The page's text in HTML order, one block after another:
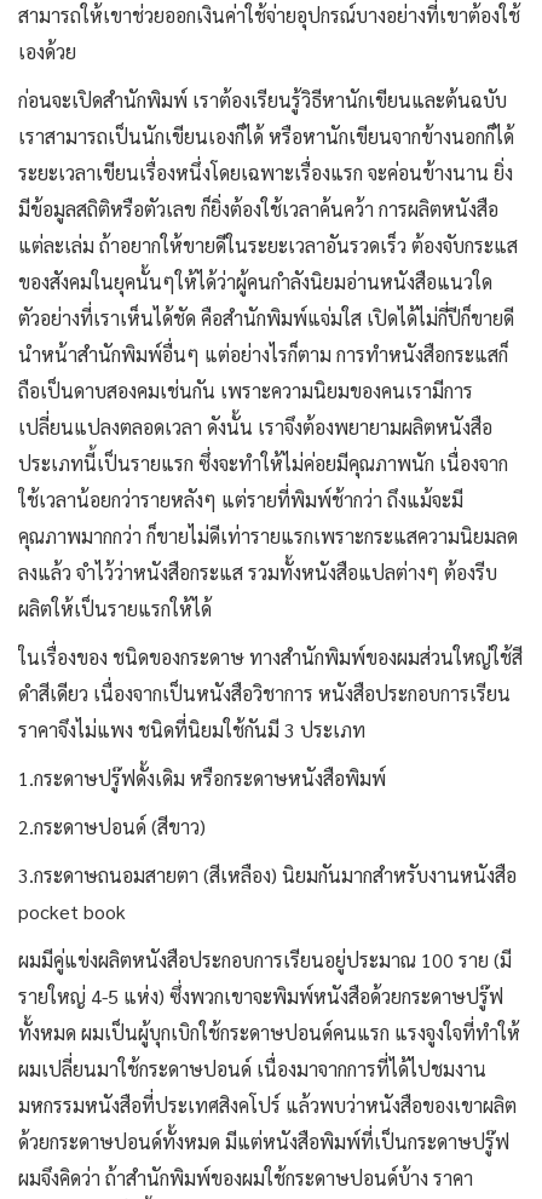
สามารถให้เขาช่วยออกเงินค่าใช้จ่ายอุปกรณ์บางอย่างที่เขาต้องใช้
เองด้วย
ก่อนจะเปิดสำนักพิมพ์ เราต้องเรียนรู้วิธีหานักเขียนและต้นฉบับ
เราสามารถเป็นนักเขียนเองก็ได้ หรือหานักเขียนจากข้างนอกก็ได้
ระยะเวลาเขียนเรื่องหนึ่งโดยเฉพาะเรื่องแรก จะค่อนข้างนาน ยิ่ง
มีข้อมูลสถิติหรือตัวเลข ก็ยิ่งต้องใช้เวลาค้นคว้า การผลิตหนังสือ
แต่ละเล่ม ถ้าอยากให้ขายดีในระยะเวลาอันรวดเร็ว ต้องจับกระแส
ของสังคมในยุคนั้นๆให้ได้ว่าผู้คนกำลังนิยมอ่านหนังสือแนวใด
ตัวอย่างที่เราเห็นได้ชัด คือสำนักพิมพ์แจ่มใส เปิดได้ไม่กี่ปีก็ขายดี
นำหน้าสำนักพิมพ์อื่นๆ แต่อย่างไรก็ตาม การทำหนังสือกระแสก็
ถือเป็นดาบสองคมเช่นกัน เพราะความนิยมของคนเรามีการ
เปลี่ยนแปลงตลอดเวลา ดังนั้น เราจึงต้องพยายามผลิตหนังสือ
ประเภทนี้เป็นรายแรก ซึ่งจะทำให้ไม่ค่อยมีคุณภาพนัก เนื่องจาก
ใช้เวลาน้อยกว่ารายหลังๆ แต่รายที่พิมพ์ช้ากว่า ถึงแม้จะมี
คุณภาพมากกว่า ก็ขายไม่ดีเท่ารายแรกเพราะกระแสความนิยมลด
ลงแล้ว จำไว้ว่าหนังสือกระแส รวมทั้งหนังสือแปลต่างๆ ต้องรีบ
ผลิตให้เป็นรายแรกให้ได้
ในเรื่องของ ชนิดของกระดาษ ทางสำนักพิมพ์ของผมส่วนใหญ่ใช้สี
ดำสีเดียว เนื่องจากเป็นหนังสือวิชาการ หนังสือประกอบการเรียน
ราคาจึงไม่แพง ชนิดที่นิยมใช้กันมี 3 ประเภท
1.กระดาษปรู๊ฟดั้งเดิม หรือกระดาษหนังสือพิมพ์
2.กระดาษปอนด์ (สีขาว)
3.กระดาษถนอมสายตา (สีเหลือง) นิยมกันมากสำหรับงานหนังสือ
pocket book
ผมมีคู่แข่งผลิตหนังสือประกอบการเรียนอยู่ประมาณ 100 ราย (มี
รายใหญ่ 4-5 แห่ง) ซึ่งพวกเขาจะพิมพ์หนังสือด้วยกระดาษปรู๊ฟ
ทั้งหมด ผมเป็นผู้บุกเบิกใช้กระดาษปอนด์คนแรก แรงจูงใจที่ทำให้
ผมเปลี่ยนมาใช้กระดาษปอนด์ เนื่องมาจากการที่ได้ไปชมงาน
มหกรรมหนังสือที่ประเทศสิงคโปร์ แล้วพบว่าหนังสือของเขาผลิต
ด้วยกระดาษปอนด์ทั้งหมด มีแต่หนังสือพิมพ์ที่เป็นกระดาษปรู๊ฟ
ผมจึงคิดว่า ถ้าสำนักพิมพ์ของผมใช้กระดาษปอนด์บ้าง ราคา